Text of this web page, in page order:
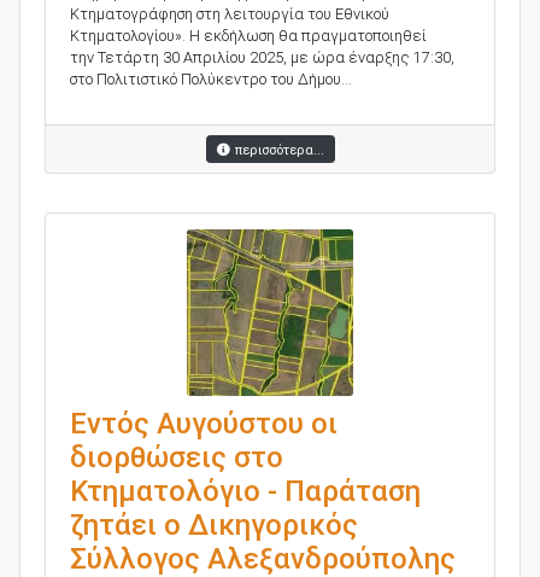
Κτηματογράφηση στη λειτουργία του Εθνικού
Κτηματολογίου». Η εκδήλωση θα πραγματοποιηθεί
την Τετάρτη 30 Απριλίου 2025, με ώρα έναρξης 17:30,
στο Πολιτιστικό Πολύκεντρο του Δήμου...
περισσότερα...
Εντός Αυγούστου οι
διορθώσεις στο
Κτηματολόγιο - Παράταση
ζητάει ο Δικηγορικός
Σύλλογος Αλεξανδρούπολης